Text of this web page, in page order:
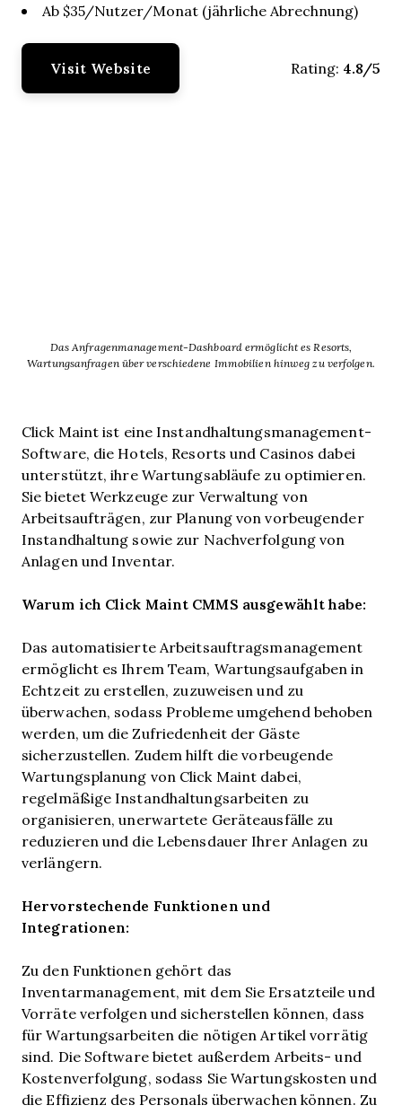
Ab $35/Nutzer/Monat (jährliche Abrechnung)
Visit Website Rating: 4.8/5
Das Anfragenmanagement-Dashboard ermöglicht es Resorts,
Wartungsanfragen über verschiedene Immobilien hinweg zu verfolgen.
Click Maint ist eine Instandhaltungsmanagement-
Software, die Hotels, Resorts und Casinos dabei
unterstützt, ihre Wartungsabläufe zu optimieren.
Sie bietet Werkzeuge zur Verwaltung von
Arbeitsaufträgen, zur Planung von vorbeugender
Instandhaltung sowie zur Nachverfolgung von
Anlagen und Inventar.
Warum ich Click Maint CMMS ausgewählt habe:
Das automatisierte Arbeitsauftragsmanagement
ermöglicht es Ihrem Team, Wartungsaufgaben in
Echtzeit zu erstellen, zuzuweisen und zu
überwachen, sodass Probleme umgehend behoben
werden, um die Zufriedenheit der Gäste
sicherzustellen. Zudem hilft die vorbeugende
Wartungsplanung von Click Maint dabei,
regelmäßige Instandhaltungsarbeiten zu
organisieren, unerwartete Geräteausfälle zu
reduzieren und die Lebensdauer Ihrer Anlagen zu
verlängern.
Hervorstechende Funktionen und
Integrationen:
Zu den Funktionen gehört das
Inventarmanagement, mit dem Sie Ersatzteile und
Vorräte verfolgen und sicherstellen können, dass
für Wartungsarbeiten die nötigen Artikel vorrätig
sind. Die Software bietet außerdem Arbeits- und
Kostenverfolgung, sodass Sie Wartungskosten und
die Effizienz des Personals überwachen können. Zu